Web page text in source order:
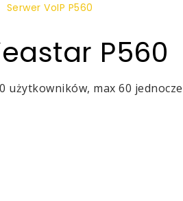
Serwer VoIP P560
P560
użytkowników, max 60